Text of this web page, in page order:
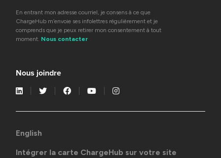
En entrant mon adresse courriel, je consens à ce que
ChargeHub m’envoie ses infolettres régulièrement et je
comprends que je peux retirer mon consentement à tout
moment. Nous contacter
Nous joindre
English
Intégrer la carte ChargeHub sur votre site